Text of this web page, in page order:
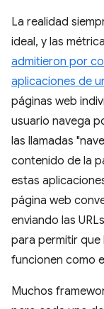
La realidad
ideal, y las
admitieron por
aplicaciones de
páginas web
usuario navega
las llamadas
contenido de la
estas
página web
enviando las
para permitir
funcionen como
Muchos